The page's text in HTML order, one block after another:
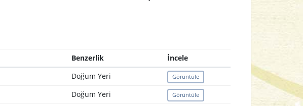
Benzerlik
İncele
Doğum Yeri Görüntüle
Doğum Yeri Görüntüle